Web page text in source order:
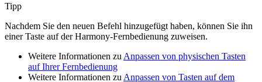
Tipp
Nachdem Sie den neuen Befehl hinzugefügt haben, können Sie ihn
einer Taste auf der Harmony-Fernbedienung zuweisen.
Weitere Informationen zu Anpassen von physischen Tasten
auf Ihrer Fernbedienung
Weitere Informationen zu Anpassen von Tasten auf dem